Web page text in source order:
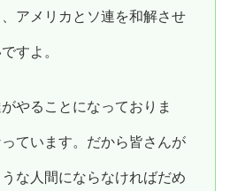
アメリカとソ連を和解させ
すよ。
やることになっておりま
ています。だから皆さんが
な人間にならなければだめ